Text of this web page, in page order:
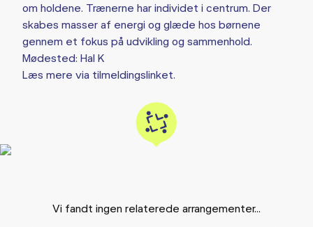
om holdene. Trænerne har individet i centrum. Der
skabes masser af energi og glæde hos børnene
gennem et fokus på udvikling og sammenhold.
Mødested: Hal K
Læs mere via tilmeldingslinket.
Vi fandt ingen relaterede arrangementer...